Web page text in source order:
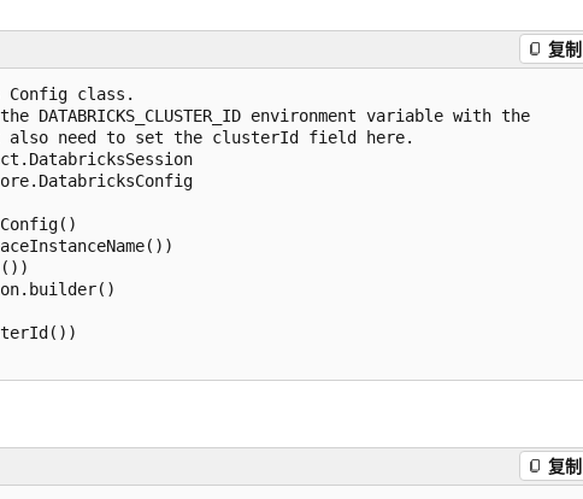
复制
Config class.
environment variable with the
need to set the clusterId field here.
复制